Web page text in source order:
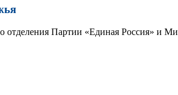
Партии «Единая Россия» и